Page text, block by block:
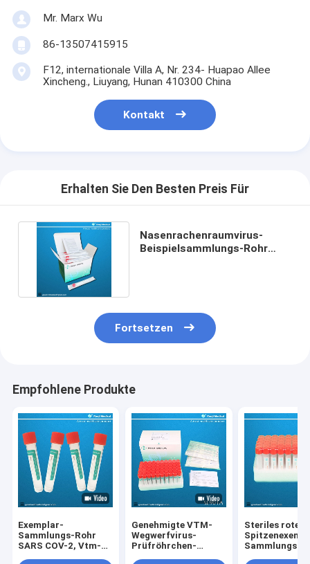
Mr. Marx Wu
86-13507415915
F12, internationale Villa A, Nr. 234- Huapao Allee
Xincheng., Liuyang, Hunan 410300 China
Kontakt
Erhalten Sie Den Besten Preis Für
Nasenrachenraumvirus-
Beispielsammlungs-Rohr
Fortsetzen
Empfohlene Produkte
Exemplar-
Sammlungs-Rohr
SARS COV-2, Vtm-
Genehmigte VTM-
Wegwerfvirus-
Prüfröhrchen-
Steriles rotes
Sammlungs-